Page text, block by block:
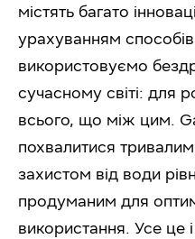
містять багато
урахуванням
використовуємо
сучасному світі: для
всього, що між цим.
похвалитися
захистом від води
продуманим для
використання. Усе це